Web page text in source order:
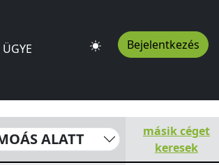
ÜGYE Bejelentkezés
55Budapest1125HU
ALATT
másik céget
keresek